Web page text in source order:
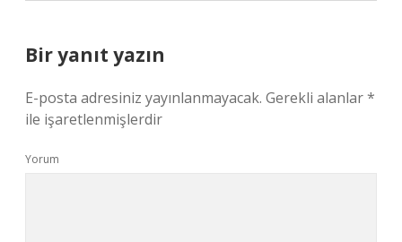
Bir yanıt yazın
E-posta adresiniz yayınlanmayacak. Gerekli alanlar*
ile işaretlenmişlerdir
Yorum